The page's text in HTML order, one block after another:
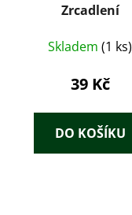
Zrcadlení
Skladem (1 ks)
39 Kč
DO KOŠÍKU